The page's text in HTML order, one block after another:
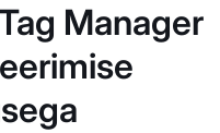
Manager